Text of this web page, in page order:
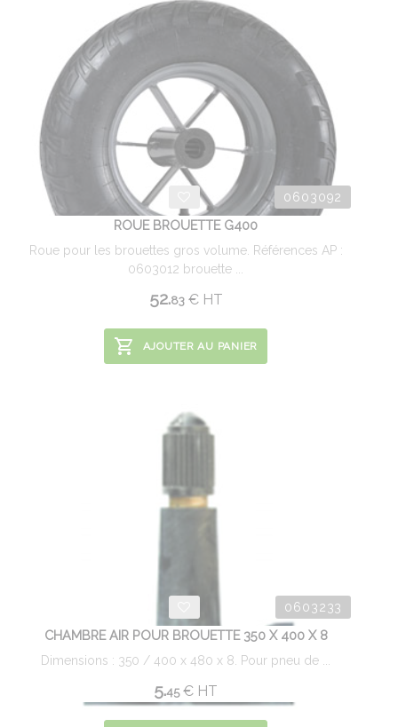
0603092
ROUE BROUETTE G400
Roue pour les brouettes gros volume. Références AP :
0603012 brouette ...
52.83 €HT
AJOUTER AU PANIER
0603233
CHAMBRE AIR POUR BROUETTE 350 X 400 X 8
Dimensions : 350 / 400 x 480 x 8. Pour pneu de ...
5.45 € HT